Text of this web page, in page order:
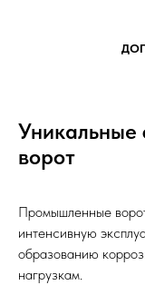
Уникальные
ворот
Промышленные
интенсивную
образованию
нагрузкам.